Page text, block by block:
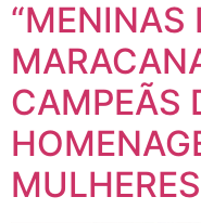
“MENINAS
CAMPEÃS